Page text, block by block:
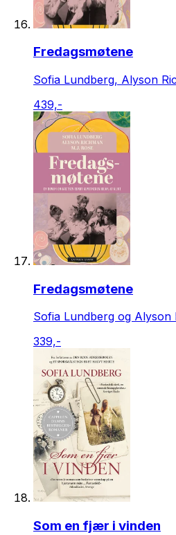
Fredagsmøtene
Sofia Lundberg, Alyson
439,-
Fredagsmøtene
Sofia Lundberg og Alyson
339,-
Som en fjær i vinden